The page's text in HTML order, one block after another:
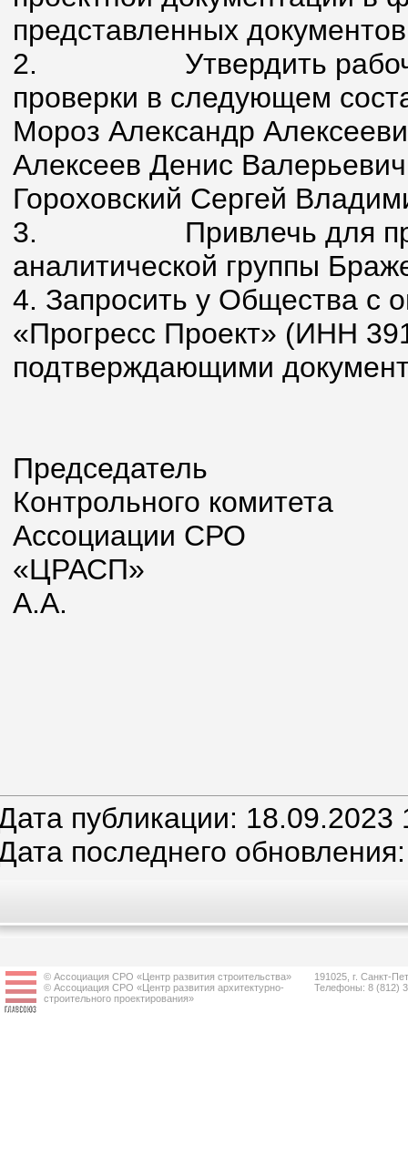
представленных
2. Утвердить рабочую
проверки в следующем
Мороз Александр
Алексеев Денис
Гороховский Сергей
3. Привлечь для
аналитической группы
4. Запросить у Общества с
«Прогресс Проект» (ИНН
подтверждающими
Председатель
Контрольного комитета
Ассоциации СРО
А.А.
публикации: 18.09.2023
последнего
© Ассоциация СРО «Центр развития строительства»
© Ассоциация СРО «Центр развития архитектурно-
строительного проектирования»
191025, г. Санкт-
Телефоны: 8 (812)